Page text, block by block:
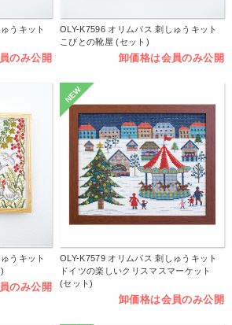
うキット
のみ公開
OLY-K7596 オリムパス 刺しゅうキット
こびとの靴屋 (セット)
卸価格は会員のみ公開
うキット
のみ公開
NEW
OLY-K7579 オリムパス 刺しゅうキット
ドイツの楽しいクリスマスマーケット
(セット)
卸価格は会員のみ公開